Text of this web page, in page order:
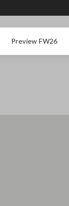
Preview FW26